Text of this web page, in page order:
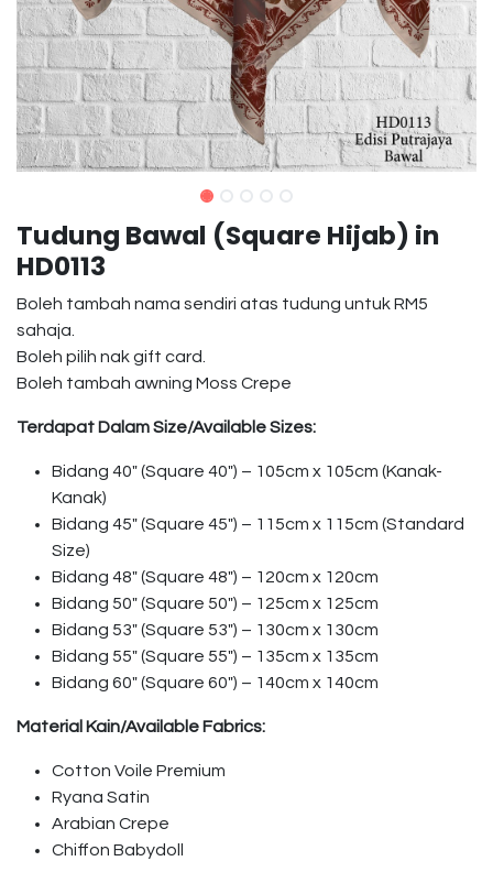
Tudung Bawal (Square Hijab) in
HD0113
Boleh tambah nama sendiri atas tudung untuk RM5
sahaja.
Boleh pilih nak gift card.
Boleh tambah awning Moss Crepe
Terdapat Dalam Size/Available Sizes:
Bidang 40″ (Square 40″) – 105cm x 105cm (Kanak-
Kanak)
Bidang 45″ (Square 45″) – 115cm x 115cm (Standard
Size)
Bidang 48″ (Square 48″) – 120cm x 120cm
Bidang 50″ (Square 50″) – 125cm x 125cm
Bidang 53″ (Square 53″) – 130cm x 130cm
Bidang 55″ (Square 55″) – 135cm x 135cm
Bidang 60″ (Square 60″) – 140cm x 140cm
Material Kain/Available Fabrics:
Cotton Voile Premium
Ryana Satin
Arabian Crepe
Chiffon Babydoll